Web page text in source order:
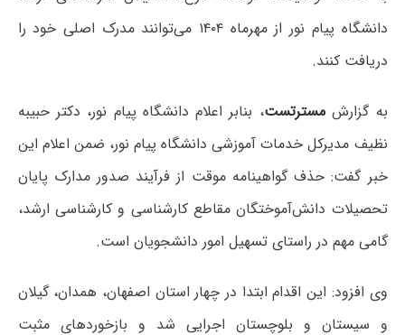
دانشگاه پیام نور از مهرماه ۱۴۰۴ می‌توانند مدرک اصلی خود را
دریافت کنند.
به گزارشمسترتست، بنابر اعلام دانشگاه پیام نور، دکتر حبیبه
نظیف مدیرکل خدمات آموزشی دانشگاه پیام نور، ضمن اعلام این
خبر گفت: حذف گواهینامه موقت از فرآیند صدور مدارک پایان
تحصیلات دانش‌آموختگان مقاطع کارشناسی و کارشناسی ارشد،
گامی مهم در راستای تسهیل امور دانشجویان است.
وی افزود: این اقدام ابتدا در چهار استان اصفهان، همدان، گیلان
و سیستان و بلوچستان اجرایی شد و بازخوردهای مثبت